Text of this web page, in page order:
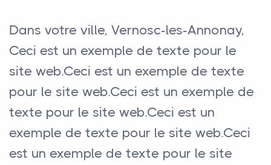
Dans votre ville, Vernosc-les-Annonay,
Ceci est un exemple de texte pour le
site web.Ceci est un exemple de texte
pour le site web.Ceci est un exemple de
texte pour le site web.Ceci est un
exemple de texte pour le site web.Ceci
est un exemple de texte pour le site